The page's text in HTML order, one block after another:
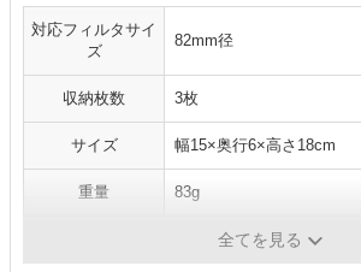
対応フィルタサイ
ズ
82mm径
収納枚数 3枚
サイズ 幅15×奥行6×高さ18cm
重量 83g
ポリエステル、ネオブレン
全てを見る